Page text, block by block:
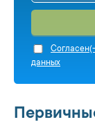
данных